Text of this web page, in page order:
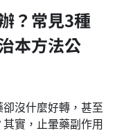
？常見3種
本方法公
沒什麼好轉，甚至
實，止暈藥副作用